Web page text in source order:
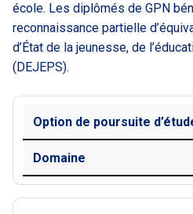
école. Les diplômés de GPN
reconnaissance partielle
d’État de la jeunesse, de
(DEJEPS).
Option de poursuite
Domaine